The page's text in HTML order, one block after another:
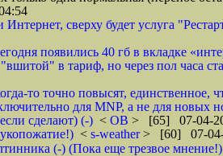
сверху будет услуга
появились 40 гб в вкладке
в тариф, но через пол часа
то точно повысят, единственное,
для MNP, а не для новых
сделают) (-) < ОВ > [65] 07-04-
< s-weather> [60] 07-04-
(-) (Пока еще трезвое мнение!)